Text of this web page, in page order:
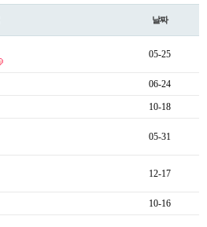
날짜
05-25
06-24
10-18
05-31
12-17
10-16